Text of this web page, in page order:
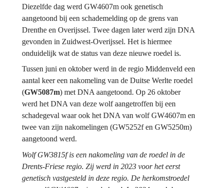
Diezelfde dag werd GW4607m ook genetisch
aangetoond bij een schademelding op de grens van
Drenthe en Overijssel. Twee dagen later werd zijn DNA
gevonden in Zuidwest-Overijssel. Het is hiermee
onduidelijk wat de status van deze nieuwe roedel is.
Tussen juni en oktober werd in de regio Middenveld een
aantal keer een nakomeling van de Duitse Werlte roedel
(GW5087m) met DNA aangetoond. Op 26 oktober
werd het DNA van deze wolf aangetroffen bij een
schadegeval waar ook het DNA van wolf GW4607m en
twee van zijn nakomelingen (GW5252f en GW5250m)
aangetoond werd.
Wolf GW3815f is een nakomeling van de roedel in de
Drents-Friese regio. Zij werd in 2023 voor het eerst
genetisch vastgesteld in deze regio. De herkomstroedel